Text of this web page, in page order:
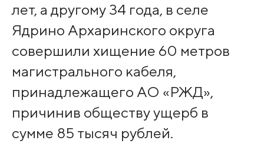
лет, а другому 34 года, в селе
Ядрино Архаринского округа
совершили хищение 60 метров
магистрального кабеля,
принадлежащего АО «РЖД»,
причинив обществу ущерб в
сумме 85 тысяч рублей.